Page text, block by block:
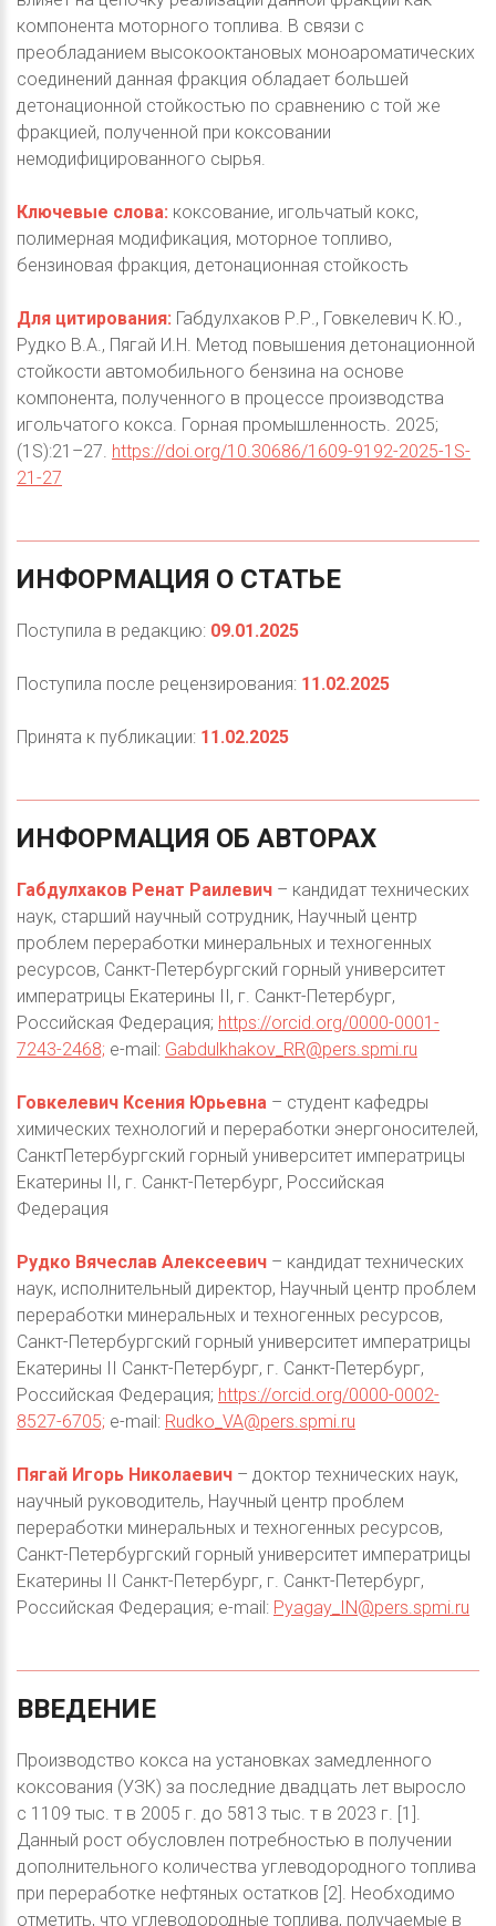
компонента моторного топлива. В связи с
преобладанием высокооктановых моноароматических
соединений данная фракция обладает большей
детонационной стойкостью по сравнению с той же
фракцией, полученной при коксовании
немодифицированного сырья.
Ключевые слова: коксование, игольчатый кокс,
полимерная модификация, моторное топливо,
бензиновая фракция, детонационная стойкость
Для цитирования: Габдулхаков Р.Р., Говкелевич К.Ю.,
Рудко В.А., Пягай И.Н. Метод повышения детонационной
стойкости автомобильного бензина на основе
компонента, полученного в процессе производства
игольчатого кокса. Горная промышленность. 2025;
(1S):21–27. https://doi.org/10.30686/1609-9192-2025-1S-
21-27
ИНФОРМАЦИЯ О СТАТЬЕ
Поступила в редакцию: 09.01.2025
Поступила после рецензирования: 11.02.2025
Принята к публикации: 11.02.2025
ИНФОРМАЦИЯ ОБ АВТОРАХ
Габдулхаков Ренат Раилевич – кандидат технических
наук, старший научный сотрудник, Научный центр
проблем переработки минеральных и техногенных
ресурсов, Санкт-Петербургский горный университет
императрицы Екатерины II, г. Санкт-Петербург,
Российская Федерация; https://orcid.org/0000-0001-
7243-2468; e-mail: Gabdulkhakov_RR@pers.spmi.ru
Говкелевич Ксения Юрьевна – студент кафедры
химических технологий и переработки энергоносителей,
СанктПетербургский горный университет императрицы
Екатерины II, г. Санкт-Петербург, Российская
Федерация
Рудко Вячеслав Алексеевич – кандидат технических
наук, исполнительный директор, Научный центр проблем
переработки минеральных и техногенных ресурсов,
Санкт-Петербургский горный университет императрицы
Екатерины II Санкт-Петербург, г. Санкт-Петербург,
Российская Федерация; https://orcid.org/0000-0002-
8527-6705; e-mail: Rudko_VA@pers.spmi.ru
Пягай Игорь Николаевич – доктор технических наук,
научный руководитель, Научный центр проблем
переработки минеральных и техногенных ресурсов,
Санкт-Петербургский горный университет императрицы
Екатерины II Санкт-Петербург, г. Санкт-Петербург,
Российская Федерация; e-mail: Pyagay_IN@pers.spmi.ru
ВВЕДЕНИЕ
Производство кокса на установках замедленного
коксования (УЗК) за последние двадцать лет выросло
с 1109 тыс. т в 2005 г. до 5813 тыс. т в 2023 г. [1].
Данный рост обусловлен потребностью в получении
дополнительного количества углеводородного топлива
при переработке нефтяных остатков [2]. Необходимо
отметить, что углеводородные топлива, получаемые в